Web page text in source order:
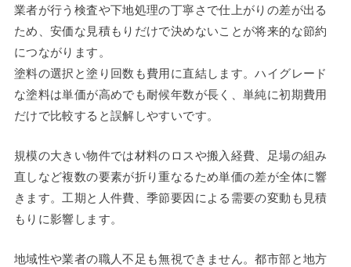
業者が行う検査や下地処理の丁寧さで仕上がりの差が出る
ため、安価な見積もりだけで決めないことが将来的な節約
につながります。
塗料の選択と塗り回数も費用に直結します。ハイグレード
な塗料は単価が高めでも耐候年数が長く、単純に初期費用
だけで比較すると誤解しやすいです。
規模の大きい物件では材料のロスや搬入経費、足場の組み
直しなど複数の要素が折り重なるため単価の差が全体に響
きます。工期と人件費、季節要因による需要の変動も見積
もりに影響します。
地域性や業者の職人不足も無視できません。都市部と地方